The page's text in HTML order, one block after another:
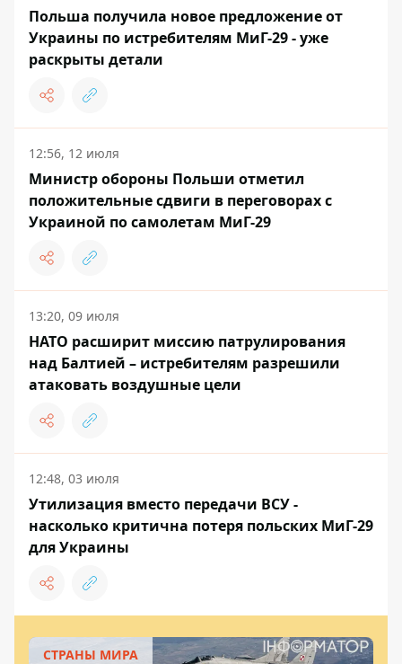
Польша получила новое предложение от
Украины по истребителям МиГ-29 - уже
раскрыты детали
12:56, 12 июля
Министр обороны Польши отметил
положительные сдвиги в переговорах с
Украиной по самолетам МиГ-29
13:20, 09 июля
НАТО расширит миссию патрулирования
над Балтией – истребителям разрешили
атаковать воздушные цели
12:48, 03 июля
Утилизация вместо передачи ВСУ -
насколько критична потеря польских МиГ-29
для Украины
СТРАНЫ МИРА